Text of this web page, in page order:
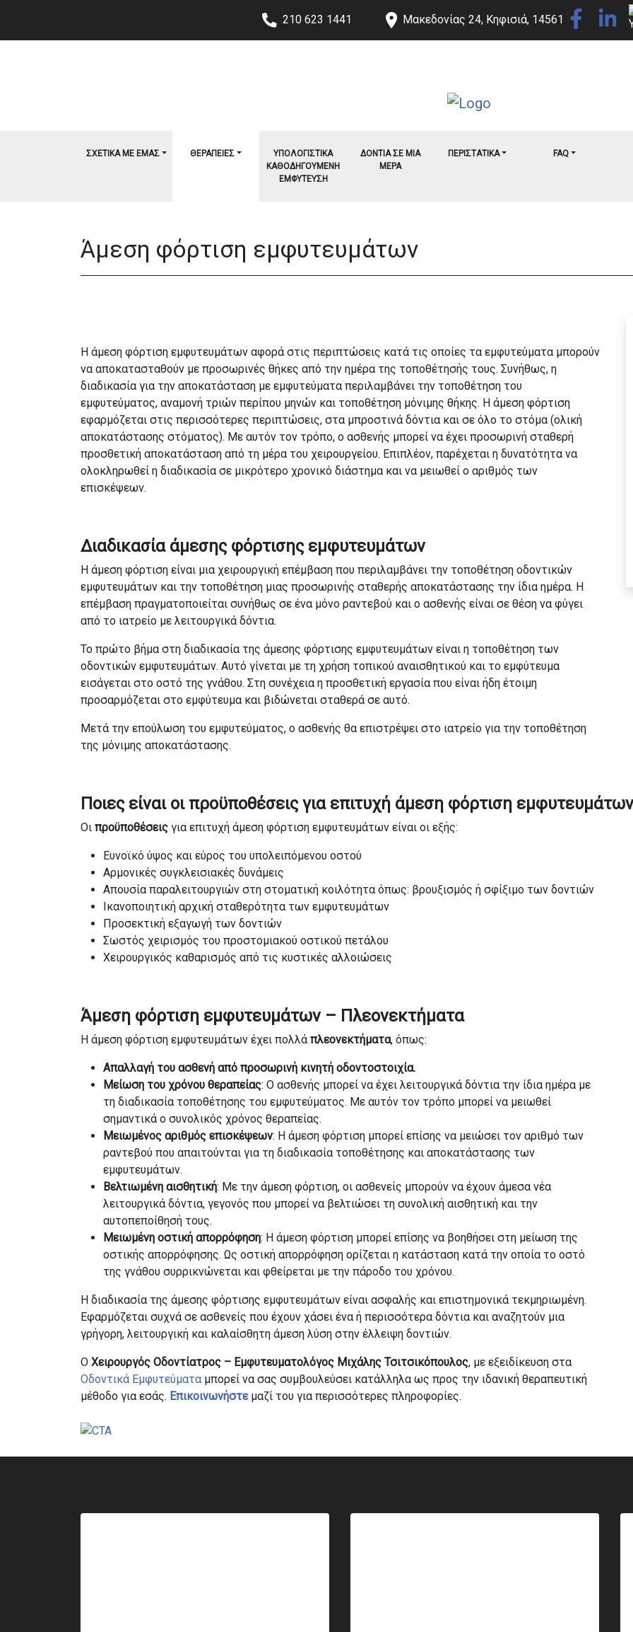
210 623 1441 Μακεδονίας 24, Κηφισιά, 14561
ΣΧΕΤΙΚΑ ΜΕ ΕΜΑΣ ΘΕΡΑΠΕΙΕΣ
ΥΠΟΛΟΓΙΣΤΙΚΑ
ΚΑΘΟΔΗΓΟΥΜΕΝΗ
ΕΜΦΥΤΕΥΣΗ
ΔΟΝΤΙΑ ΣΕ ΜΙΑ
ΜΕΡΑ
ΠΕΡΙΣΤΑΤΙΚΑ FAQ
Άμεση φόρτιση εμφυτευμάτων
Η άμεση φόρτιση εμφυτευμάτων αφορά στις περιπτώσεις κατά τις οποίες τα εμφυτεύματα μπορούν
να αποκατασταθούν με προσωρινές θήκες από την ημέρα της τοποθέτησής τους. Συνήθως, η
διαδικασία για την αποκατάσταση με εμφυτεύματα περιλαμβάνει την τοποθέτηση του
εμφυτεύματος, αναμονή τριών περίπου μηνών και τοποθέτηση μόνιμης θήκης. Η άμεση φόρτιση
εφαρμόζεται στις περισσότερες περιπτώσεις, στα μπροστινά δόντια και σε όλο το στόμα (ολική
αποκατάστασης στόματος). Με αυτόν τον τρόπο, ο ασθενής μπορεί να έχει προσωρινή σταθερή
προσθετική αποκατάσταση από τη μέρα του χειρουργείου. Επιπλέον, παρέχεται η δυνατότητα να
ολοκληρωθεί η διαδικασία σε μικρότερο χρονικό διάστημα και να μειωθεί ο αριθμός των
επισκέψεων.
Διαδικασία άμεσης φόρτισης εμφυτευμάτων
Η άμεση φόρτιση είναι μια χειρουργική επέμβαση που περιλαμβάνει την τοποθέτηση οδοντικών
εμφυτευμάτων και την τοποθέτηση μιας προσωρινής σταθερής αποκατάστασης την ίδια ημέρα. Η
επέμβαση πραγματοποιείται συνήθως σε ένα μόνο ραντεβού και ο ασθενής είναι σε θέση να φύγει
από το ιατρείο με λειτουργικά δόντια.
Το πρώτο βήμα στη διαδικασία της άμεσης φόρτισης εμφυτευμάτων είναι η τοποθέτηση των
οδοντικών εμφυτευμάτων. Αυτό γίνεται με τη χρήση τοπικού αναισθητικού και το εμφύτευμα
εισάγεται στο οστό της γνάθου. Στη συνέχεια η προσθετική εργασία που είναι ήδη έτοιμη
προσαρμόζεται στο εμφύτευμα και βιδώνεται σταθερά σε αυτό.
Μετά την επούλωση του εμφυτεύματος, ο ασθενής θα επιστρέψει στο ιατρείο για την τοποθέτηση
της μόνιμης αποκατάστασης.
Ποιες είναι οι προϋποθέσεις για επιτυχή άμεση φόρτιση
Οι προϋποθέσεις για επιτυχή άμεση φόρτιση εμφυτευμάτων είναι οι εξής:
Ευνοϊκό ύψος και εύρος του υπολειπόμενου οστού
Αρμονικές συγκλεισιακές δυνάμεις
Απουσία παραλειτουργιών στη στοματική κοιλότητα όπως: βρουξισμός ή σφίξιμο των δοντιών
Ικανοποιητική αρχική σταθερότητα των εμφυτευμάτων
Προσεκτική εξαγωγή των δοντιών
Σωστός χειρισμός του προστομιακού οστικού πετάλου
Χειρουργικός καθαρισμός από τις κυστικές αλλοιώσεις
Άμεση φόρτιση εμφυτευμάτων – Πλεονεκτήματα
Η άμεση φόρτιση εμφυτευμάτων έχει πολλά πλεονεκτήματα, όπως:
Απαλλαγή του ασθενή από προσωρινή κινητή οδοντοστοιχία.
Μείωση του χρόνου θεραπείας: Ο ασθενής μπορεί να έχει λειτουργικά δόντια την ίδια ημέρα με
τη διαδικασία τοποθέτησης του εμφυτεύματος. Με αυτόν τον τρόπο μπορεί να μειωθεί
σημαντικά ο συνολικός χρόνος θεραπείας.
Μειωμένος αριθμός επισκέψεων: Η άμεση φόρτιση μπορεί επίσης να μειώσει τον αριθμό των
ραντεβού που απαιτούνται για τη διαδικασία τοποθέτησης και αποκατάστασης των
εμφυτευμάτων.
Βελτιωμένη αισθητική: Με την άμεση φόρτιση, οι ασθενείς μπορούν να έχουν άμεσα νέα
λειτουργικά δόντια, γεγονός που μπορεί να βελτιώσει τη συνολική αισθητική και την
αυτοπεποίθησή τους.
Μειωμένη οστική απορρόφηση: Η άμεση φόρτιση μπορεί επίσης να βοηθήσει στη μείωση της
οστικής απορρόφησης. Ως οστική απορρόφηση ορίζεται η κατάσταση κατά την οποία το οστό
της γνάθου συρρικνώνεται και φθείρεται με την πάροδο του χρόνου.
Η διαδικασία της άμεσης φόρτισης εμφυτευμάτων είναι ασφαλής και επιστημονικά τεκμηριωμένη.
Εφαρμόζεται συχνά σε ασθενείς που έχουν χάσει ένα ή περισσότερα δόντια και αναζητούν μια
γρήγορη, λειτουργική και καλαίσθητη άμεση λύση στην έλλειψη δοντιών.
Ο Χειρουργός Οδοντίατρος – Εμφυτευματολόγος Μιχάλης Τσιτσικόπουλος, με εξειδίκευση στα
Οδοντικά Εμφυτεύματα μπορεί να σας συμβουλεύσει κατάλληλα ως προς την ιδανική θεραπευτική
μέθοδο για εσάς. Επικοινωνήστεμαζί του για περισσότερες πληροφορίες.